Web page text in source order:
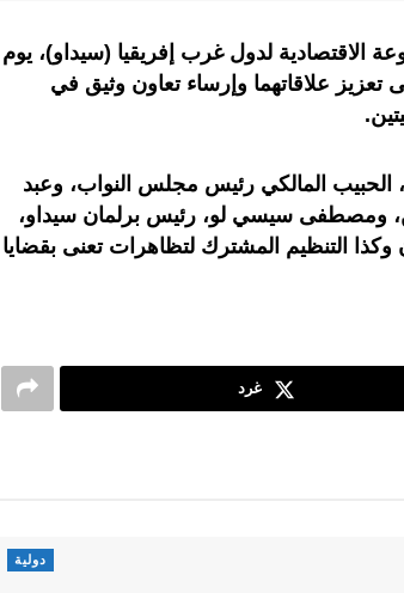
الاقتصادية لدول غرب إفريقيا (سيداو)، يوم
تعزيز علاقاتهما وإرساء تعاون وثيق في
الحبيب المالكي رئيس مجلس النواب، وعبد
ومصطفى سيسي لو، رئيس برلمان سيداو،
التنظيم المشترك لتظاهرات تعنى بقضايا
غرد
دولية